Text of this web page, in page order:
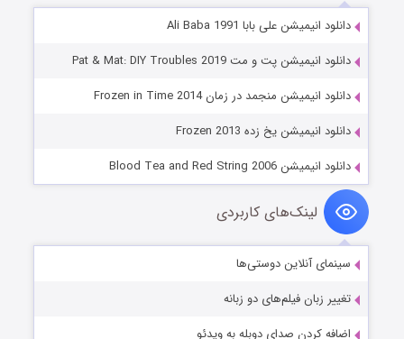
دانلود انیمیشن علی بابا Ali Baba 1991
دانلود انیمیشن پت و مت Pat & Mat: DIY Troubles 2019
دانلود انیمیشن منجمد در زمان Frozen in Time 2014
دانلود انیمیشن یخ زده Frozen 2013
دانلود انیمیشن Blood Tea and Red String 2006
لینک‌های کاربردی
سینمای آنلاین دوستی‌ها
تغییر زبان فیلم‌های دو زبانه
اضافه کردن صدای دوبله به ویدئو